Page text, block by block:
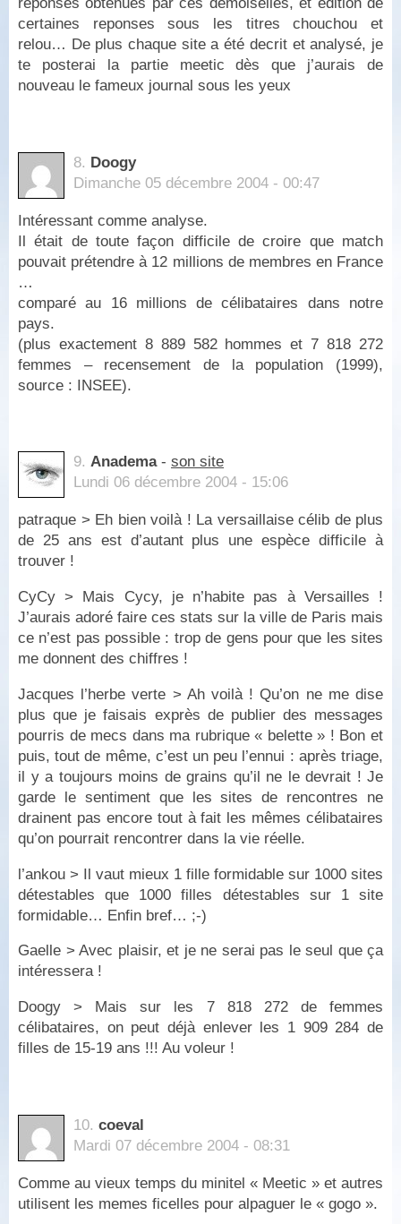
certaines reponses sous les titres chouchou et
relou… De plus chaque site a été decrit et analysé, je
te posterai la partie meetic dès que j’aurais de
nouveau le fameux journal sous les yeux
8. Doogy
Dimanche 05 décembre 2004 - 00:47
Intéressant comme analyse.
Il était de toute façon difficile de croire que match
pouvait prétendre à 12 millions de membres en France
…
comparé au 16 millions de célibataires dans notre
pays.
(plus exactement 8 889 582 hommes et 7 818 272
femmes – recensement de la population (1999),
source : INSEE).
9. Anadema- son site
Lundi 06 décembre 2004 - 15:06
patraque > Eh bien voilà ! La versaillaise célib de plus
de 25 ans est d’autant plus une espèce difficile à
trouver !
CyCy > Mais Cycy, je n’habite pas à Versailles !
J’aurais adoré faire ces stats sur la ville de Paris mais
ce n’est pas possible : trop de gens pour que les sites
me donnent des chiffres !
Jacques l’herbe verte > Ah voilà ! Qu’on ne me dise
plus que je faisais exprès de publier des messages
pourris de mecs dans ma rubrique « belette » ! Bon et
puis, tout de même, c’est un peu l’ennui : après triage,
il y a toujours moins de grains qu’il ne le devrait ! Je
garde le sentiment que les sites de rencontres ne
drainent pas encore tout à fait les mêmes célibataires
qu’on pourrait rencontrer dans la vie réelle.
l’ankou > Il vaut mieux 1 fille formidable sur 1000 sites
détestables que 1000 filles détestables sur 1 site
formidable… Enfin bref… ;-)
Gaelle > Avec plaisir, et je ne serai pas le seul que ça
intéressera !
Doogy > Mais sur les 7 818 272 de femmes
célibataires, on peut déjà enlever les 1 909 284 de
filles de 15-19 ans !!! Au voleur !
10. coeval
Mardi 07 décembre 2004 - 08:31
Comme au vieux temps du minitel « Meetic » et autres
utilisent les memes ficelles pour alpaguer le « gogo ».